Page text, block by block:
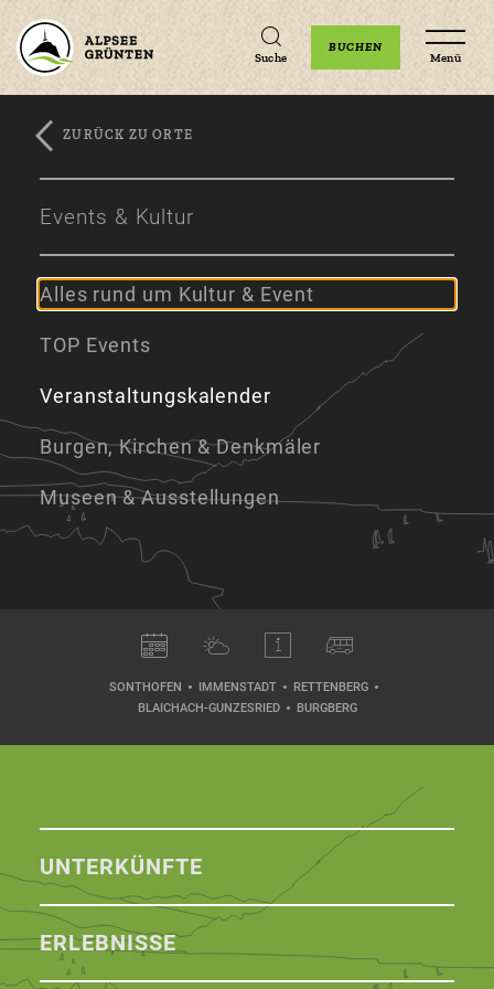
Zum
Zur
Zum
Suche
BUCHEN
Menü
ZURÜCK ZU ORTE
Events & Kultur
Alles rund um Kultur & Event
TOP Events
Veranstaltungskalender
Burgen, Kirchen & Denkmäler
Museen & Ausstellungen
SONTHOFEN IMMENSTADT
RETTENBERG
BLAICHACH-GUNZESRIED
BURGBERG
UNTERKÜNFTE
ERLEBNISSE
Unterkünfte Veranstaltungen